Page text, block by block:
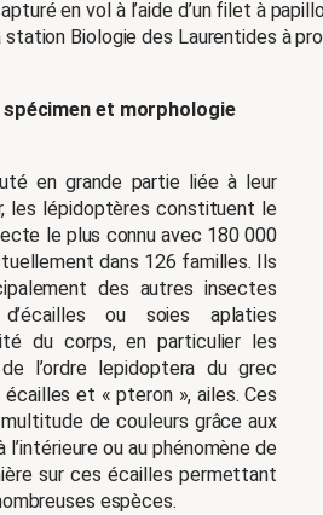
en vol à l’aide d’un filet à
Biologie des Laurentides à
et morphologie
en grande partie liée à leur
les lépidoptères constituent le
le plus connu avec 180 000
dans 126 familles. Ils
des autres insectes
ou soies aplaties
du corps, en particulier les
l’ordre lepidoptera du grec
et « pteron », ailes. Ces
de couleurs grâce aux
ou au phénomène de
sur ces écailles permettant
espèces.